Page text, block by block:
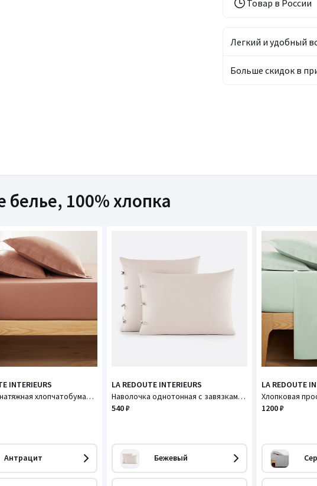
Товар в России
Легкий и удобный
Больше скидок в
100% хлопка
INTERIEURS
Простыня натяжная хлопчатобумажная, высота бортика 25 см, Scenario / Сценарио
Антрацит
LA REDOUTE INTERIEURS
Наволочка однотонная с завязками из хлопка, Scénario / Сценарио
540 ₽
Бежевый
LA REDOUTE
1200 ₽